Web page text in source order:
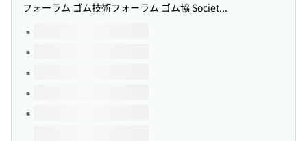
フォーラム ゴム技術フォーラム ゴム協 Societ...
Volumes of this title